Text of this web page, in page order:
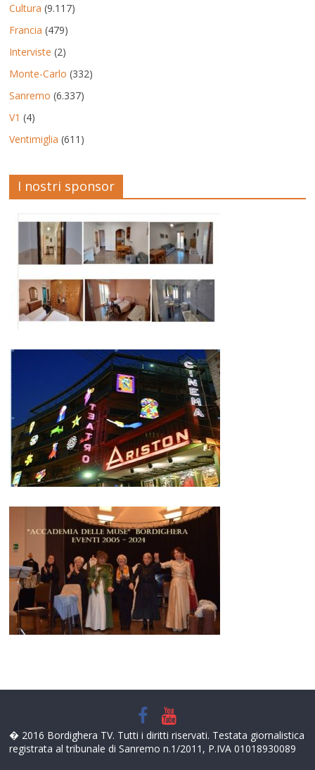
Cultura (9.117)
Francia (479)
Interviste (2)
Monte-Carlo (332)
Sanremo (6.337)
V1 (4)
Ventimiglia (611)
I nostri sponsor
� 2016 Bordighera TV. Tutti i diritti riservati. Testata giornalistica
registrata al tribunale di Sanremo n.1/2011, P.IVA 01018930089